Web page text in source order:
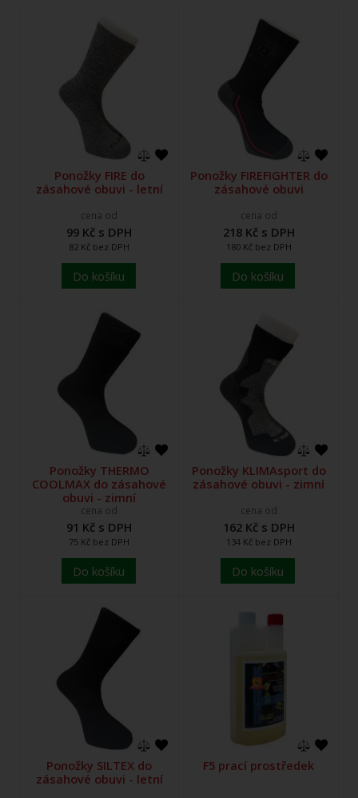
Ponožky FIRE do
zásahové obuvi - letní
cena od
99 Kč s DPH
82 Kč bez DPH
Do košíku
Ponožky FIREFIGHTER do
zásahové obuvi
cena od
218 Kč s DPH
180 Kč bez DPH
Do košíku
Ponožky THERMO
COOLMAX do zásahové
obuvi - zimní
cena od
91 Kč s DPH
75 Kč bez DPH
Do košíku
Ponožky KLIMAsport do
zásahové obuvi - zimní
cena od
162 Kč s DPH
134 Kč bez DPH
Do košíku
Ponožky SILTEX do
zásahové obuvi - letní
F5 prací prostředek